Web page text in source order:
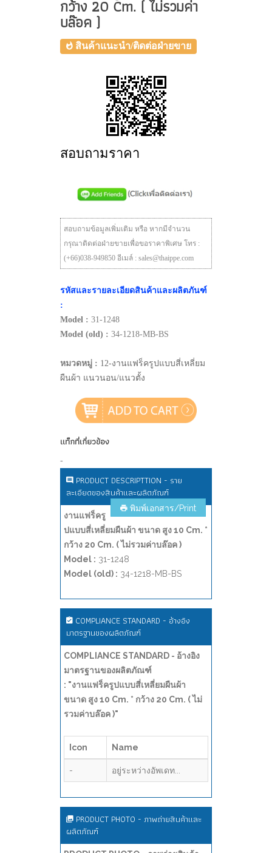
กว้าง 20 Cm. ( ไม่รวมค่า
บล๊อค )
สินค้าแนะนำ/ติดต่อฝ่ายขาย
สอบถามราคา
สอบถามข้อมูลเพิ่มเติม หรือ หากมีจำนวน
กรุณาติดต่อฝ่ายขายเพื่อขอราคาพิเศษ โทร :
(+66)038-949850 อีเมล์ : sales@thaippe.com
รหัสและรายละเอียดสินค้าและผลิตภันฑ์
:
Model : 31-1248
Model (old) : 34-1218-MB-BS
หมวดหมู่ : 12-งานแฟร็ครูปแบบสี่เหลี่ยม
ผืนผ้า แนวนอน/แนวตั้ง
แท็กที่เกี่ยวข้อง
-
PRODUCT DESCRIPTTION - ราย
ละเอียดของสินค้าและผลิตภัณฑ์
พิมพ์เอกสาร/Print
งานแฟร็ครู
ปแบบสี่เหลี่ยมผืนผ้า ขนาด สูง 10 Cm. *
กว้าง 20 Cm. ( ไม่รวมค่าบล๊อค )
Model : 31-1248
Model (old) : 34-1218-MB-BS
COMPLIANCE STANDARD - อ้างอิง
มาตรฐานของผลิตภัณฑ์
COMPLIANCE STANDARD - อ้างอิง
มาตรฐานของผลิตภัณฑ์
: "งานแฟร็ครูปแบบสี่เหลี่ยมผืนผ้า
ขนาด สูง 10 Cm. * กว้าง 20 Cm. ( ไม่
รวมค่าบล๊อค )"
Icon Name
- อยู่ระหว่างอัพเดท...
PRODUCT PHOTO - ภาพถ่ายสินค้าและ
ผลิตภัณฑ์